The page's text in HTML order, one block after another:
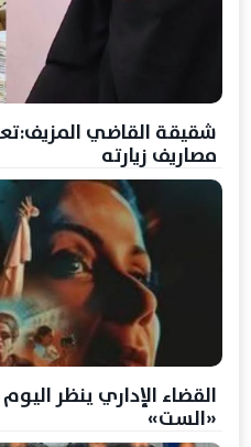
شقيقة القاضي
مصاريف زيارته
القضاء الإداري ينظر
«الست»